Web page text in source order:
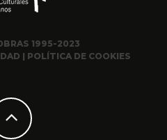
1995-2023
| POLÍTICA DE COOKIES